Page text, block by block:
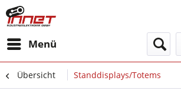
Menü
Übersicht Standdisplays/Totems